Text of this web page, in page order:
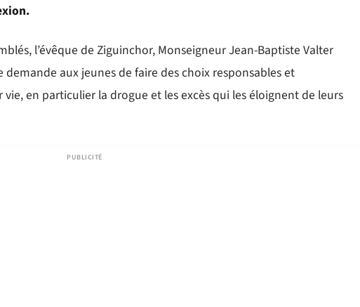
l’évêque de Ziguinchor, Monseigneur Jean-Baptiste Valter
demande aux jeunes de faire des choix responsables et
en particulier la drogue et les excès qui les éloignent de leurs